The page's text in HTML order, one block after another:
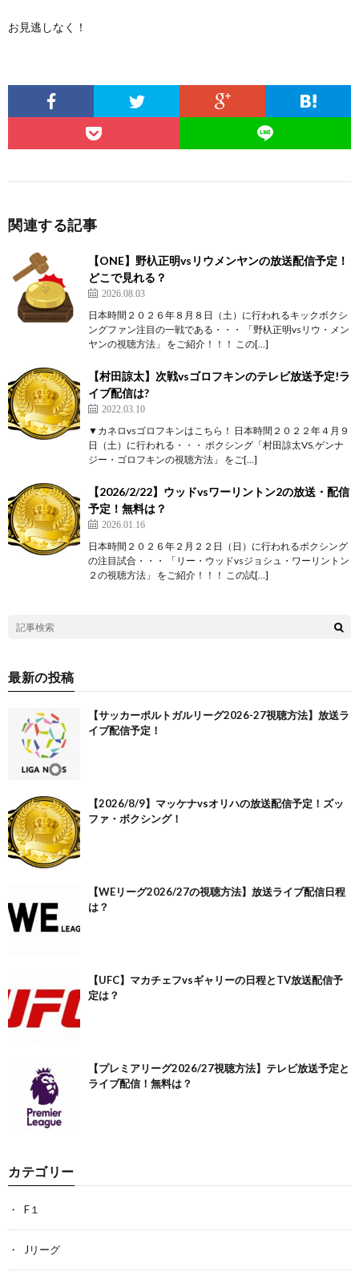
お見逃しなく！
関連する記事
【ONE】野杁正明vsリウメンヤンの放送配信予定！
どこで見れる？
2026.08.03
日本時間２０２６年８月８日（土）に行われるキックボクシ
ングファン注目の一戦である・・・ 「野杁正明vsリウ・メン
ヤンの視聴方法」 をご紹介！！！ この[…]
【村田諒太】次戦vsゴロフキンのテレビ放送予定!ラ
イブ配信は?
2022.03.10
▼カネロvsゴロフキンはこちら！ 日本時間２０２２年４月９
日（土）に行われる・・・ ボクシング「村田諒太VS.ゲンナ
ジー・ゴロフキンの視聴方法」 をご[…]
【2026/2/22】ウッドvsワーリントン2の放送・配信
予定！無料は？
2026.01.16
日本時間２０２６年２月２２日（日）に行われるボクシング
の注目試合・・・ 「リー・ウッドvsジョシュ・ワーリントン
２の視聴方法」 をご紹介！！！ この試[…]
最新の投稿
【サッカーポルトガルリーグ2026-27視聴方法】放送ラ
イブ配信予定！
【2026/8/9】マッケナvsオリハの放送配信予定！ズッ
ファ・ボクシング！
【WEリーグ2026/27の視聴方法】放送ライブ配信日程
は？
【UFC】マカチェフvsギャリーの日程とTV放送配信予
定は？
【プレミアリーグ2026/27視聴方法】テレビ放送予定と
ライブ配信！無料は？
カテゴリー
F１
Jリーグ